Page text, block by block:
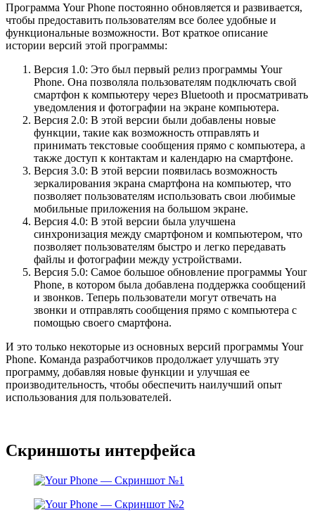
Программа Your Phone постоянно обновляется и развивается,
чтобы предоставить пользователям все более удобные и
функциональные возможности. Вот краткое описание
истории версий этой программы:
Версия 1.0: Это был первый релиз программы Your
Phone. Она позволяла пользователям подключать свой
смартфон к компьютеру через Bluetooth и просматривать
уведомления и фотографии на экране компьютера.
Версия 2.0: В этой версии были добавлены новые
функции, такие как возможность отправлять и
принимать текстовые сообщения прямо с компьютера, а
также доступ к контактам и календарю на смартфоне.
Версия 3.0: В этой версии появилась возможность
зеркалирования экрана смартфона на компьютер, что
позволяет пользователям использовать свои любимые
мобильные приложения на большом экране.
Версия 4.0: В этой версии была улучшена
синхронизация между смартфоном и компьютером, что
позволяет пользователям быстро и легко передавать
файлы и фотографии между устройствами.
Версия 5.0: Самое большое обновление программы Your
Phone, в котором была добавлена поддержка сообщений
и звонков. Теперь пользователи могут отвечать на
звонки и отправлять сообщения прямо с компьютера с
помощью своего смартфона.
И это только некоторые из основных версий программы Your
Phone. Команда разработчиков продолжает улучшать эту
программу, добавляя новые функции и улучшая ее
производительность, чтобы обеспечить наилучший опыт
использования для пользователей.
Скриншоты интерфейса